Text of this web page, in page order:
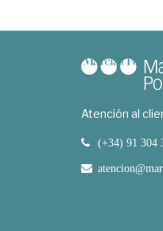
Atención al
(+34) 91 304